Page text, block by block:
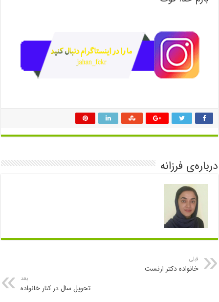
درباره‌ی فرزانه
قبلی
خانواده دکتر ارنست
بعد
تحویل سال در کنار خانواده